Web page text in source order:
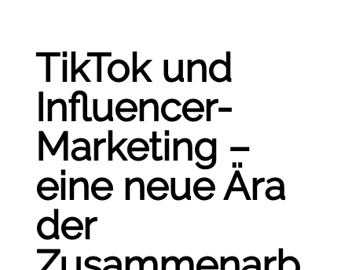
TikTok und
Influencer-
Marketing –
eine neue Ära
der